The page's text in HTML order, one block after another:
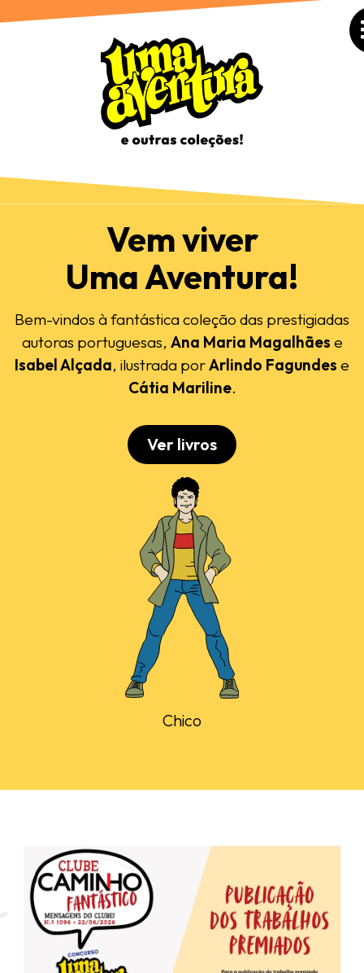
Vem viver
Uma Aventura!
Bem-vindos à fantástica coleção das prestigiadas
autoras portuguesas, Ana Maria Magalhães e
Isabel Alçada, ilustrada porArlindo Fagundes e
Cátia Mariline.
Ver livros
Chico